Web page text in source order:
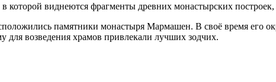
которой виднеются фрагменты древних монастырских
памятники монастыря Мармашен. В своё время его
для возведения храмов привлекали лучших зодчих.